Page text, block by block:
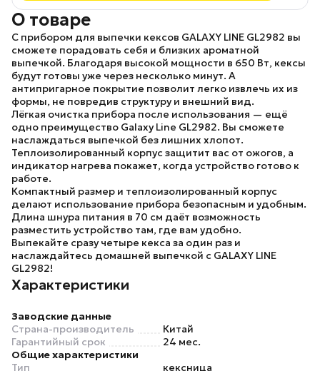
О товаре
С прибором для выпечки кексов GALAXY LINE GL2982 вы
сможете порадовать себя и близких ароматной
выпечкой. Благодаря высокой мощности в 650 Вт, кексы
будут готовы уже через несколько минут. А
антипригарное покрытие позволит легко извлечь их из
формы, не повредив структуру и внешний вид.
Лёгкая очистка прибора после использования — ещё
одно преимущество Galaxy Line GL2982. Вы сможете
наслаждаться выпечкой без лишних хлопот.
Теплоизолированный корпус защитит вас от ожогов, а
индикатор нагрева покажет, когда устройство готово к
работе.
Компактный размер и теплоизолированный корпус
делают использование прибора безопасным и удобным.
Длина шнура питания в 70 см даёт возможность
разместить устройство там, где вам удобно.
Выпекайте сразу четыре кекса за один раз и
наслаждайтесь домашней выпечкой с GALAXY LINE
GL2982!
Характеристики
Заводские данные
Страна-производитель
Китай
Гарантийный срок
24 мес.
Общие характеристики
Тип
кексница